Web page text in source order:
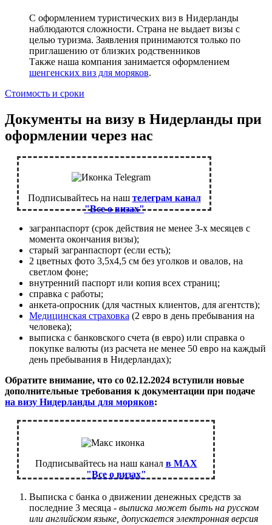
С оформлением туристических виз в Нидерланды
наблюдаются сложности. Страна не выдает визы с
целью туризма. Заявления принимаются только по
приглашению от близких родственников
Также наша компания занимается оформлением
шенгенских виз для моряков.
Стоимость и сроки
Документы на визу в Нидерланды при
оформлении через нас
Подписывайтесь на наш телеграм канал
"Все о визах"
загранпаспорт (срок действия не менее 3-х месяцев с
момента окончания визы);
старый загранпаспорт (если есть);
2 цветных фото 3,5х4,5 см без уголков и овалов, на
светлом фоне;
внутренний паспорт или копия всех страниц;
справка с работы;
анкета-опросник (для частных клиентов, для агентств);
Медицинская страховка (2 евро в день пребывания на
человека);
выписка с банковского счета (в евро) или справка о
покупке валюты (из расчета не менее 50 евро на каждый
день пребывания в Нидерландах);
Обратите внимание, что со 02.12.2024 вступили новые
дополнительные требования к документации при подаче
на визу Нидерланды для моряков:
Подписывайтесь на наш канал в MAX
"Все о визах"
Выписка с банка о движении денежных средств за
последние 3 месяца - выписка может быть на русском
или английском языке, допускается электронная версия